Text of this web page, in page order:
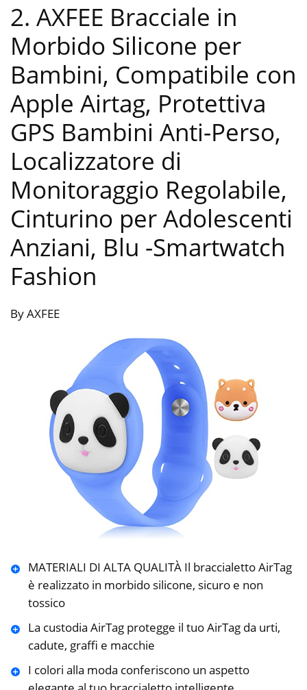
2. AXFEE Bracciale in
Morbido Silicone per
Bambini, Compatibile con
Apple Airtag, Protettiva
GPS Bambini Anti-Perso,
Localizzatore di
Monitoraggio Regolabile,
Cinturino per Adolescenti
Anziani, Blu -Smartwatch
Fashion
By AXFEE
MATERIALI DI ALTA QUALITÀ Il braccialetto AirTag
è realizzato in morbido silicone, sicuro e non
tossico
La custodia AirTag protegge il tuo AirTag da urti,
cadute, graffi e macchie
I colori alla moda conferiscono un aspetto